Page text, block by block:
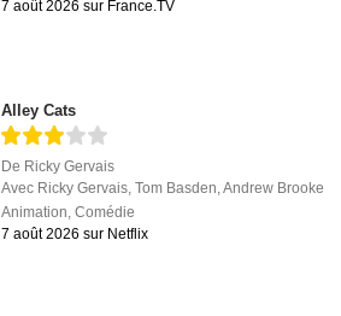
7 août 2026 sur France.TV
Alley Cats
De Ricky Gervais
Avec Ricky Gervais ,Tom Basden ,Andrew Brooke
Animation ,Comédie
7 août 2026 sur Netflix